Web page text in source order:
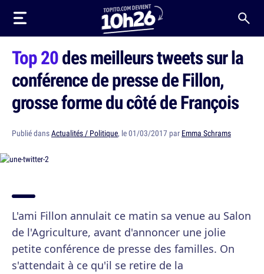
Top 20des meilleurs tweets sur la
conférence de presse de Fillon,
grosse forme du côté de François
Publié dansActualités / Politique, le 01/03/2017 par Emma Schrams
L'ami Fillon annulait ce matin sa venue au Salon
de l'Agriculture, avant d'annoncer une jolie
petite conférence de presse des familles. On
s'attendait à ce qu'il se retire de la